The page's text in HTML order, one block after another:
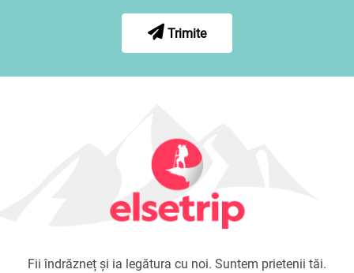
Trimite
Fii îndrăzneț și ia legătura cu noi. Suntem prietenii tăi.